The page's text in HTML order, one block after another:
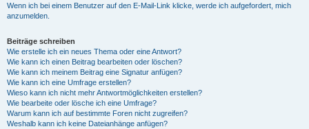
Wenn ich bei einem Benutzer auf den E-Mail-Link klicke, werde ich aufgefordert, mich
anzumelden.
Beiträge schreiben
Wie erstelle ich ein neues Thema oder eine Antwort?
Wie kann ich einen Beitrag bearbeiten oder löschen?
Wie kann ich meinem Beitrag eine Signatur anfügen?
Wie kann ich eine Umfrage erstellen?
Wieso kann ich nicht mehr Antwortmöglichkeiten erstellen?
Wie bearbeite oder lösche ich eine Umfrage?
Warum kann ich auf bestimmte Foren nicht zugreifen?
Weshalb kann ich keine Dateianhänge anfügen?